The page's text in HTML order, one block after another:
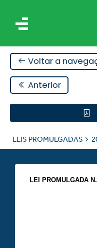
Voltar a
Anterior
LEIS PROMULGADAS
LEI PROMULGADA